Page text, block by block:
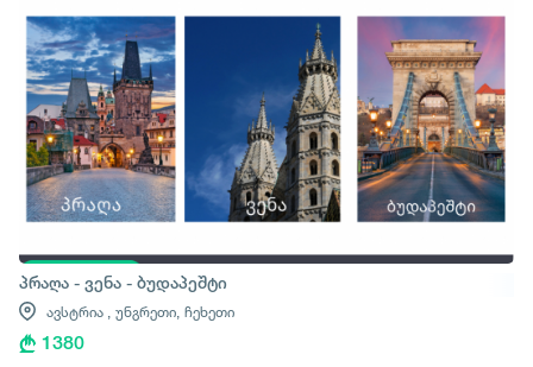
პრაღა - ვენა - ბუდაპეშტი
ავსტრია , უნგრეთი, ჩეხეთი
1380